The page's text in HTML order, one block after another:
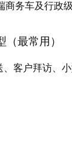
务车及行政
最常用）
客户拜访、